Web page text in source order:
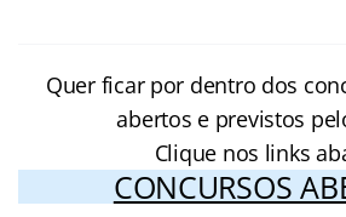
Quer ficar por dentro dos
abertos e previstos
Clique nos links
CONCURSOS